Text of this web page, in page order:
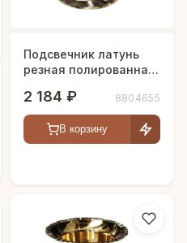
Подсвечник латунь
резная полированная
2 184 ₽ 8804655
В корзину